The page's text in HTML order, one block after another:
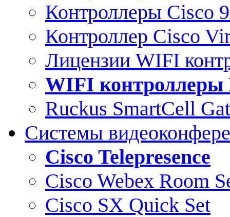
Контроллеры Cisco
Контроллер Cisco
Лицензии WIFI
WIFI контроллеры
Ruckus SmartCell
Системы
Cisco Telepresence
Cisco Webex Room
Cisco SX Quick Set